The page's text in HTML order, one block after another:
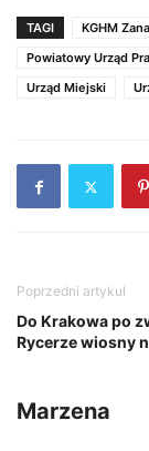
TAGI KGHM
Powiatowy Urząd
Urząd Miejski
Poprzedni artykuł
Do Krakowa po
Rycerze wiosny
Marzena